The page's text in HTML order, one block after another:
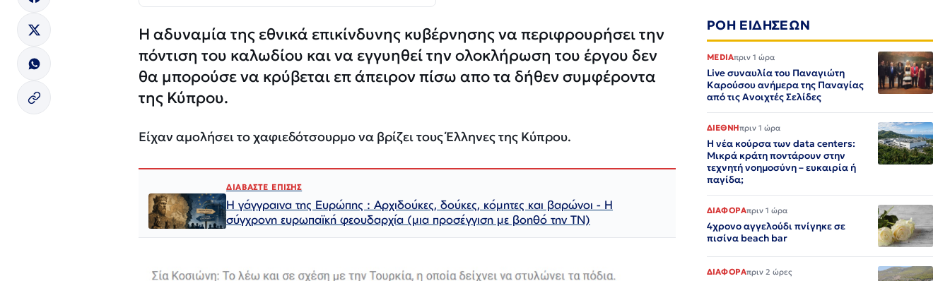
Η αδυναμία της εθνικά επικίνδυνης κυβέρνησης να περιφρουρήσει την
πόντιση του καλωδίου και να εγγυηθεί την ολοκλήρωση του έργου δεν
θα μπορούσε να κρύβεται επ άπειρον πίσω απο τα δήθεν συμφέροντα
της Κύπρου.
Είχαν αμολήσει το χαφιεδότσουρμο να βρίζει τους Έλληνες της Κύπρου.
ΔΙΑΒΑΣΤΕ ΕΠΙΣΗΣ
Η γάγγραινα της Ευρώπης : Αρχιδούκες, δούκες, κόμητες και βαρώνοι - Η
σύγχρονη ευρωπαϊκή φεουδαρχία (μια προσέγγιση με βοηθό την ΤΝ)
ΡΟΗ ΕΙΔΗΣΕΩΝ
MEDIAπριν 1 ώρα
Live συναυλία του Παναγιώτη
Καρούσου ανήμερα της Παναγίας
από τις Ανοιχτές Σελίδες
ΔΙΕΘΝΗπριν 1 ώρα
Η νέα κούρσα των data centers:
Μικρά κράτη ποντάρουν στην
τεχνητή νοημοσύνη – ευκαιρία ή
παγίδα;
ΔΙΑΦΟΡΑπριν 1 ώρα
4χρονο αγγελούδι πνίγηκε σε
πισίνα beach bar
ΔΙΑΦΟΡΑπριν 2 ώρες